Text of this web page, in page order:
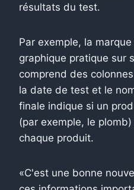
résultats du test.
Par exemple, la
graphique pratique sur
comprend des
la date de test et le
finale indique si un
(par exemple, le
chaque produit.
«C'est une bonne